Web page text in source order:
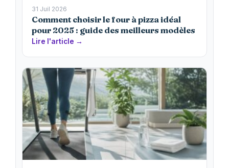
31 Juil 2026
Comment choisir le four à pizza idéal
pour 2025 : guide des meilleurs modèles
Lire l'article →